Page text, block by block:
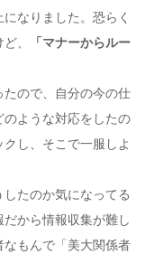
なりました。恐らく
、
「マナーからルー
ので、自分の今の仕
ような対応をしたの
し、そこで一服しよ
したのか気になってる
から情報収集が難し
もんで「美大関係者